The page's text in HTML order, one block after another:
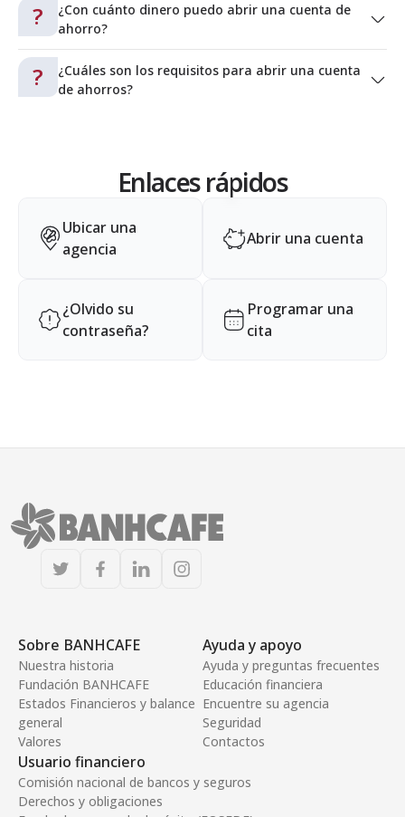
?
¿Con cuánto dinero puedo abrir una cuenta de
ahorro?
?
¿Cuáles son los requisitos para abrir una cuenta
de ahorros?
Enlaces rápidos
Ubicar una
agencia
Abrir una cuenta
¿Olvido su
contraseña?
Programar una
cita
Sobre BANHCAFE
Nuestra historia
Fundación BANHCAFE
Estados Financieros y balance
general
Valores
Ayuda y apoyo
Ayuda y preguntas frecuentes
Educación financiera
Encuentre su agencia
Seguridad
Contactos
Usuario financiero
Comisión nacional de bancos y seguros
Derechos y obligaciones